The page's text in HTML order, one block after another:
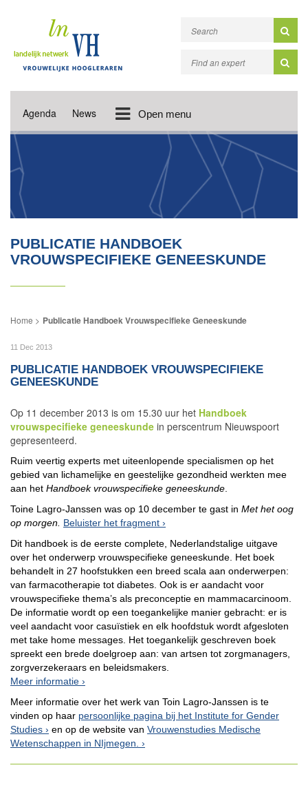
Agenda News Open menu
PUBLICATIE HANDBOEK
VROUWSPECIFIEKE GENEESKUNDE
Publicatie Handboek Vrouwspecifieke Geneeskunde
11 Dec 2013
PUBLICATIE HANDBOEK VROUWSPECIFIEKE
GENEESKUNDE
Op 11 december 2013 is om 15.30 uur het Handboek
vrouwspecifieke geneeskunde in perscentrum Nieuwspoort
gepresenteerd.
Ruim veertig experts met uiteenlopende specialismen op het
gebied van lichamelijke en geestelijke gezondheid werkten mee
aan het Handboek vrouwspecifieke geneeskunde.
Toine Lagro-Janssen was op 10 december te gast in Met het oog
op morgen. Beluister het fragment
Dit handboek is de eerste complete, Nederlandstalige uitgave
over het onderwerp vrouwspecifieke geneeskunde. Het boek
behandelt in 27 hoofstukken een breed scala aan onderwerpen:
van farmacotherapie tot diabetes. Ook is er aandacht voor
vrouwspecifieke thema’s als preconceptie en mammacarcinoom.
De informatie wordt op een toegankelijke manier gebracht: er is
veel aandacht voor casuïstiek en elk hoofdstuk wordt afgesloten
met take home messages. Het toegankelijk geschreven boek
spreekt een brede doelgroep aan: van artsen tot zorgmanagers,
zorgverzekeraars en beleidsmakers.
Meer informatie
Meer informatie over het werk van Toin Lagro-Janssen is te
vinden op haar persoonlijke pagina bij het Institute for Gender
Studies
en op de website van Vrouwenstudies Medische
Wetenschappen in NIjmegen.